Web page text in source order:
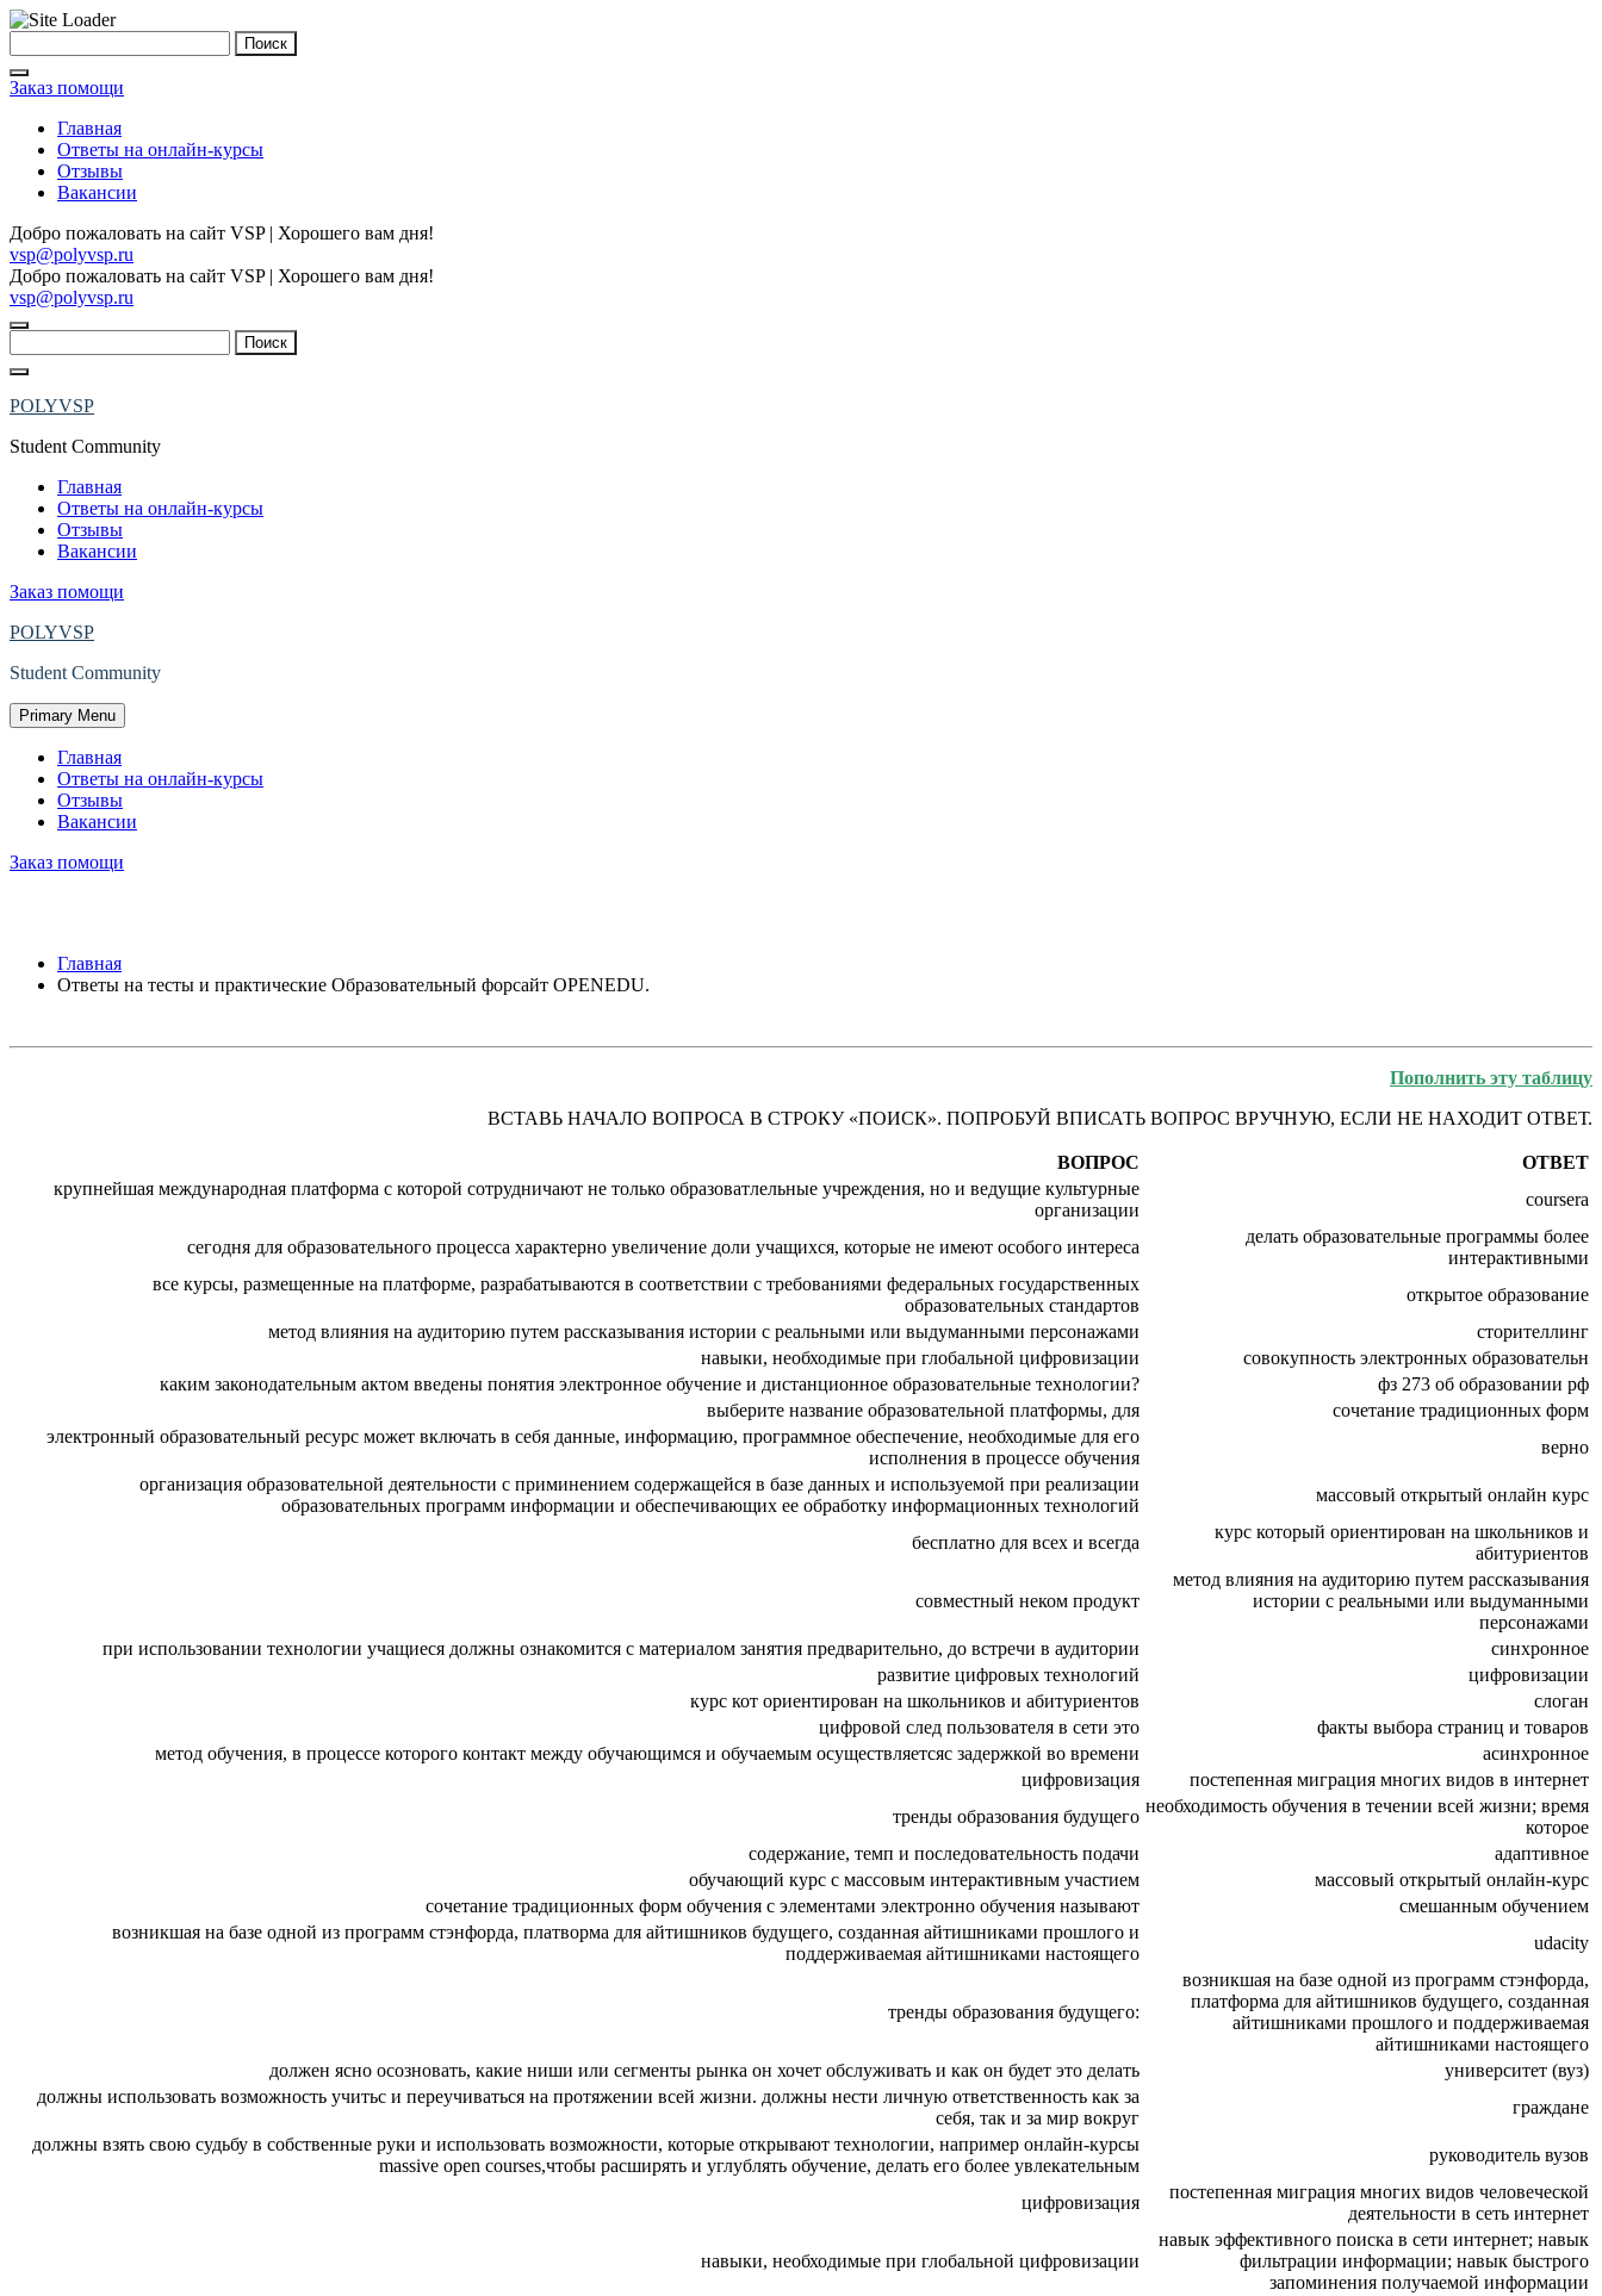
to
content
Заказ помощи
Главная
Ответы на онлайн-курсы
Отзывы
Вакансии
Добро пожаловать на сайт VSP | Хорошего вам дня!
vsp@polyvsp.ru
Добро пожаловать на сайт VSP | Хорошего вам дня!
vsp@polyvsp.ru
POLYVSP
Student Community
Главная
Ответы на онлайн-курсы
Отзывы
Вакансии
Заказ помощи
POLYVSP
Student Community
Primary Menu
Главная
Ответы на онлайн-курсы
Отзывы
Вакансии
Заказ помощи
Главная
Ответы на тесты и практические Образовательный форсайт OPENEDU.
Пополнить эту таблицу
ВСТАВЬ НАЧАЛО ВОПРОСА В СТРОКУ «ПОИСК». ПОПРОБУЙ ВПИСАТЬ ВОПРОС ВРУЧНУЮ, ЕСЛИ НЕ НАХОДИТ ОТВЕТ.
ВОПРОС
ОТВЕТ
крупнейшая международная платформа с которой сотрудничают не только образоватлельные учреждения, но и ведущие культурные
организации
coursera
сегодня для образовательного процесса характерно увеличение доли учащихся, которые не имеют особого интереса
делать образовательные программы более
интерактивными
все курсы, размещенные на платформе, разрабатываются в соответствии с требованиями федеральных государственных
образовательных стандартов
открытое образование
метод влияния на аудиторию путем рассказывания истории с реальными или выдуманными персонажами
сторителлинг
навыки, необходимые при глобальной цифровизации
совокупность электронных образовательн
каким законодательным актом введены понятия электронное обучение и дистанционное образовательные технологии?
фз 273 об образовании рф
выберите название образовательной платформы, для
сочетание традиционных форм
электронный образовательный ресурс может включать в себя данные, информацию, программное обеспечение, необходимые для его
исполнения в процессе обучения
верно
организация образовательной деятельности с приминением содержащейся в базе данных и используемой при реализации
образовательных программ информации и обеспечивающих ее обработку информационных технологий
массовый открытый онлайн курс
бесплатно для всех и всегда
курс который ориентирован на школьников и
абитуриентов
совместный неком продукт
метод влияния на аудиторию путем рассказывания
истории с реальными или выдуманными
персонажами
при использовании технологии учащиеся должны ознакомится с материалом занятия предварительно, до встречи в аудитории
синхронное
развитие цифровых технологий
цифровизации
курс кот ориентирован на школьников и абитуриентов
слоган
цифровой след пользователя в сети это
факты выбора страниц и товаров
метод обучения, в процессе которого контакт между обучающимся и обучаемым осуществляетсяс задержкой во времени
асинхронное
цифровизация
постепенная миграция многих видов в интернет
тренды образования будущего
необходимость обучения в течении всей жизни; время
которое
содержание, темп и последовательность подачи
адаптивное
обучающий курс с массовым интерактивным участием
массовый открытый онлайн-курс
сочетание традиционных форм обучения с элементами электронно обучения называют
смешанным обучением
возникшая на базе одной из программ стэнфорда, платворма для айтишников будущего, созданная айтишниками прошлого и
поддерживаемая айтишниками настоящего
udacity
тренды образования будущего:
возникшая на базе одной из программ стэнфорда,
платформа для айтишников будущего, созданная
айтишниками прошлого и поддерживаемая
айтишниками настоящего
должен ясно осозновать, какие ниши или сегменты рынка он хочет обслуживать и как он будет это делать
университет (вуз)
должны использовать возможность учитьс и переучиваться на протяжении всей жизни. должны нести личную ответственность как за
себя, так и за мир вокруг
граждане
должны взять свою судьбу в собственные руки и использовать возможности, которые открывают технологии, например онлайн-курсы
massive open courses,чтобы расширять и углублять обучение, делать его более увлекательным
руководитель вузов
цифровизация
постепенная миграция многих видов человеческой
деятельности в сеть интернет
навыки, необходимые при глобальной цифровизации
навык эффективного поиска в сети интернет; навык
фильтрации информации; навык быстрого
запоминения получаемой информации